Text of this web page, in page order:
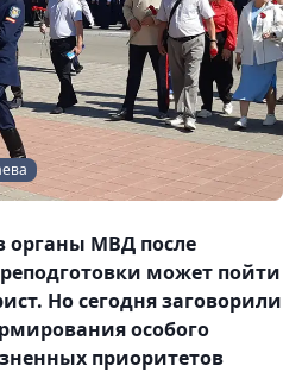
органы МВД после
может пойти
Но сегодня заговорили
особого
приоритетов